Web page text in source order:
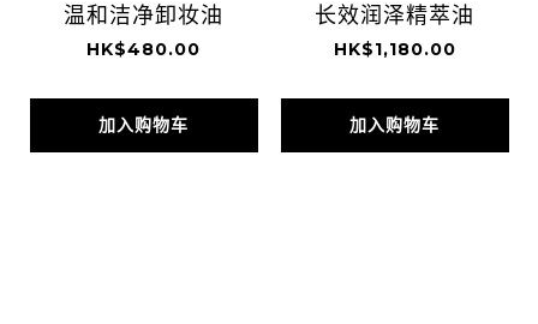
温和洁净卸妆油
HK$480.00
加入购物车
长效润泽精萃油
HK$1,180.00
加入购物车